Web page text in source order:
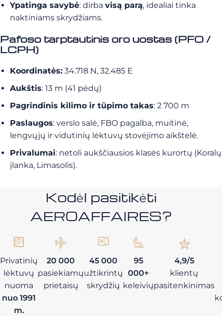
Ypatinga savybė: dirba visą parą, idealiai tinka
naktiniams skrydžiams.
Pafoso tarptautinis oro uostas (PFO /
LCPH)
Koordinatės: 34.718 N, 32.485 E
Aukštis: 13 m (41 pėdų)
Pagrindinis kilimo ir tūpimo takas: 2 700 m
Paslaugos: verslo salė, FBO pagalba, muitinė,
lengvųjų ir vidutinių lėktuvų stovėjimo aikštelė.
Privalumai: netoli aukščiausios klasės kurortų (Koralų
įlanka, Limasolis).
Kodėl pasitikėti
AEROAFFAIRES?
Privatinių
lėktuvų
nuoma
nuo 1991
m.
20 000
pasiekiamų
prietaisų
45 000
užtikrintų
skrydžių
95
000+
keleivių
4,9/5
klientų
pasitenkinimas